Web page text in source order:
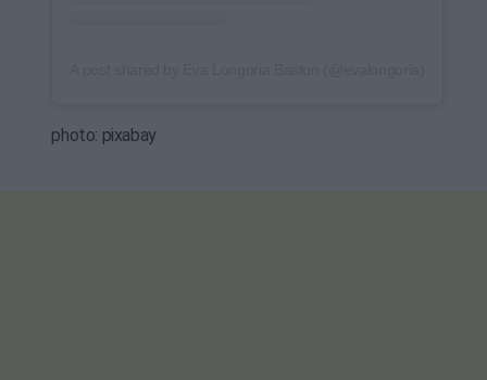
photo: pixabay